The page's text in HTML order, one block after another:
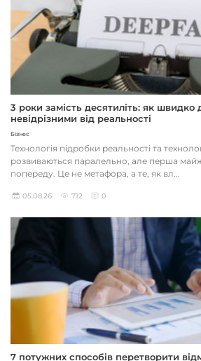
3 роки замість десятиліть: як
невідрізними від реальності
Бізнес
Технологія підробки реальності та
розвиваються паралельно, але перша
попереду. Це не метафора, а те, як вл...
05.08.26 712 0
7 потужних способів перетворити